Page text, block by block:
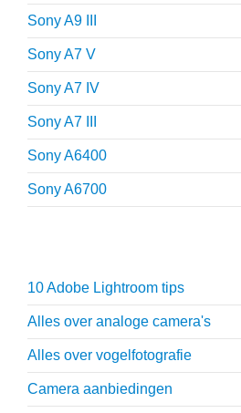
Sony A9 III
Sony A7 V
Sony A7 IV
Sony A7 III
Sony A6400
Sony A6700
10 Adobe Lightroom tips
Alles over analoge camera's
Alles over vogelfotografie
Camera aanbiedingen